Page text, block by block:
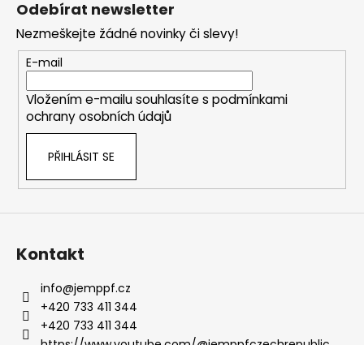
Odebírat newsletter
Nezmeškejte žádné novinky či slevy!
E-mail
Vložením e-mailu souhlasíte s podmínkami
ochrany osobních údajů
PŘIHLÁSIT SE
Kontakt
info@jemppf.cz
+420 733 411 344
+420 733 411 344